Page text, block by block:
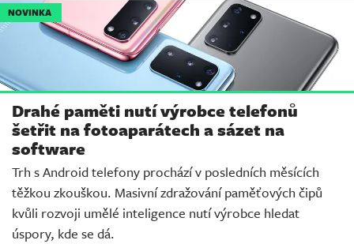
NOVINKA
Drahé paměti nutí výrobce telefonů
šetřit na fotoaparátech a sázet na
software
Trh s Android telefony prochází v posledních měsících
těžkou zkouškou. Masivní zdražování paměťových čipů
kvůli rozvoji umělé inteligence nutí výrobce hledat
úspory, kde se dá.